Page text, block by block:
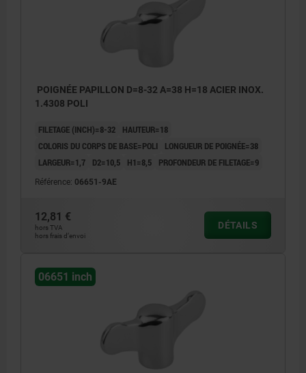
POIGNÉE PAPILLON D=8-32 A=38 H=18 ACIER INOX.
1.4308 POLI
FILETAGE (INCH)=8-32
HAUTEUR=18
COLORIS DU CORPS DE BASE=POLI
LONGUEUR DE POIGNÉE=38
LARGEUR=1,7
D2=10,5 H1=8,5 PROFONDEUR DE FILETAGE=9
Référence: 06651-9AE
12,81 €
hors TVA
hors frais d’envoi
DÉTAILS
06651 inch